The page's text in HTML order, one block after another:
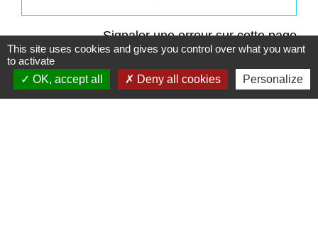
Signaler une erreur sur cette page
This site uses cookies and gives you control over what you want
to activate
OK, accept all
Deny all cookies Personalize